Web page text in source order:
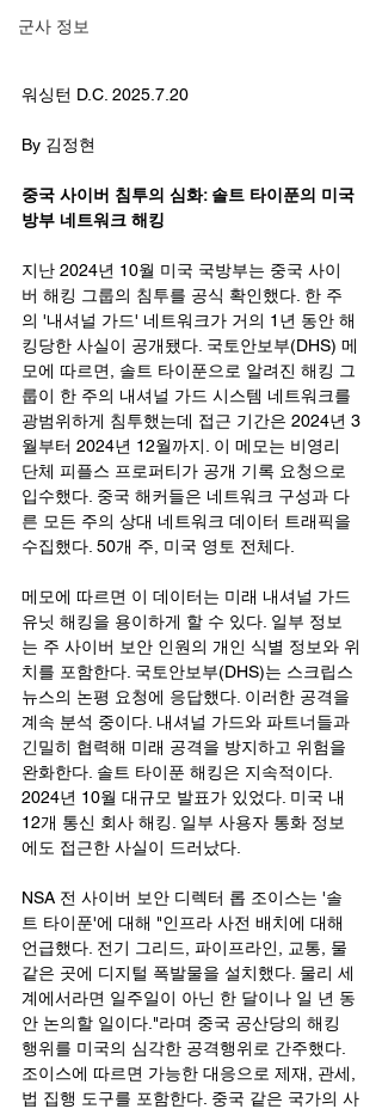
군사 정보
워싱턴 D.C. 2025.7.20
By 김정현
중국 사이버 침투의 심화: 솔트 타이푼의 미국
방부 네트워크 해킹
지난 2024년 10월 미국 국방부는 중국 사이
버 해킹 그룹의 침투를 공식 확인했다. 한 주
의 '내셔널 가드' 네트워크가 거의 1년 동안 해
킹당한 사실이 공개됐다. 국토안보부(DHS) 메
모에 따르면, 솔트 타이푼으로 알려진 해킹 그
룹이 한 주의 내셔널 가드 시스템 네트워크를
광범위하게 침투했는데 접근 기간은 2024년 3
월부터 2024년 12월까지. 이 메모는 비영리
단체 피플스 프로퍼티가 공개 기록 요청으로
입수했다. 중국 해커들은 네트워크 구성과 다
른 모든 주의 상대 네트워크 데이터 트래픽을
수집했다. 50개 주, 미국 영토 전체다.
메모에 따르면 이 데이터는 미래 내셔널 가드
유닛 해킹을 용이하게 할 수 있다. 일부 정보
는 주 사이버 보안 인원의 개인 식별 정보와 위
치를 포함한다. 국토안보부(DHS)는 스크립스
뉴스의 논평 요청에 응답했다. 이러한 공격을
계속 분석 중이다. 내셔널 가드와 파트너들과
긴밀히 협력해 미래 공격을 방지하고 위험을
완화한다. 솔트 타이푼 해킹은 지속적이다.
2024년 10월 대규모 발표가 있었다. 미국 내
12개 통신 회사 해킹. 일부 사용자 통화 정보
에도 접근한 사실이 드러났다.
NSA 전 사이버 보안 디렉터 롭 조이스는 '솔
트 타이푼'에 대해 "인프라 사전 배치에 대해
언급했다. 전기 그리드, 파이프라인, 교통, 물
같은 곳에 디지털 폭발물을 설치했다. 물리 세
계에서라면 일주일이 아닌 한 달이나 일 년 동
안 논의할 일이다."라며 중국 공산당의 해킹
행위를 미국의 심각한 공격행위로 간주했다.
조이스에 따르면 가능한 대응으로 제재, 관세,
법 집행 도구를 포함한다. 중국 같은 국가의 사